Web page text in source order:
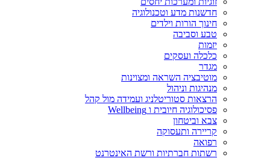
חדשנות מדע וטכנולוגיה
חינוך הורות וילדים
טבע וסביבה
יזמות
כלכלה ועסקים
מגדר
מוטיבציה השראה ומצוינות
מנהיגות וניהול
הרצאות סטוריטלניג ועמידה מול קהל
פסיכולוגיה חיובית ו Wellbeing
צבא וביטחון
קריירה ותעסוקה
רפואה
רשתות חברתיות ורשת האינטרנט